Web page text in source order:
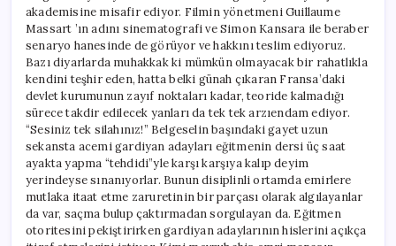
akademisine misafir ediyor. Filmin yönetmeni Guillaume
Massart ’ın adını sinematografi ve Simon Kansara ile beraber
senaryo hanesinde de görüyor ve hakkını teslim ediyoruz.
Bazı diyarlarda muhakkak ki mümkün olmayacak bir rahatlıkla
kendini teşhir eden, hatta belki günah çıkaran Fransa’daki
devlet kurumunun zayıf noktaları kadar, teoride kalmadığı
sürece takdir edilecek yanları da tek tek arzıendam ediyor.
“Sesiniz tek silahınız!” Belgeselin başındaki gayet uzun
sekansta acemi gardiyan adayları eğitmenin dersi üç saat
ayakta yapma “tehdidi”yle karşı karşıya kalıp deyim
yerindeyse sınanıyorlar. Bunun disiplinli ortamda emirlere
mutlaka itaat etme zaruretinin bir parçası olarak algılayanlar
da var, saçma bulup çaktırmadan sorgulayan da. Eğitmen
otoritesini pekiştirirken gardiyan adaylarının hislerini açıkça